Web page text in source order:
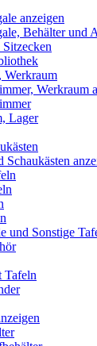
anzeigen
Behälter und
Werkraum
Werkraum
Lager
Schaukästen
und Sonstige
Tafeln